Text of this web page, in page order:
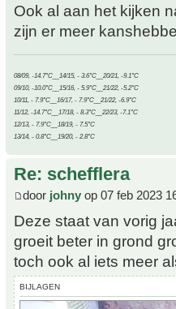
Ook al aan het kijken
zijn er meer
08/09, -14.7°C__14/15, - 3.6°C__20/21, -9.1°C
09/10, -10.0°C__15/16, - 5.9°C__21/22, -5.2°C
10/11, - 7.9°C__16/17, - 7.9°C__21/22, -6.9°C
11/12, -14.7°C__17/18, - 8.3°C__22/23, -7.1°C
12/13, - 7.9°C__18/19, - 7.5°C
13/14, - 0.8°C__19/20, - 2.8°C
Re: schefflera
door johny op 07 feb 2023
Deze staat van vorig
groeit beter in grond
toch ook al iets meer
BIJLAGEN